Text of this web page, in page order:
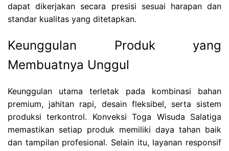
dapat dikerjakan secara presisi sesuai harapan dan
standar kualitas yang ditetapkan.
Keunggulan Produk yang
Membuatnya Unggul
Keunggulan utama terletak pada kombinasi bahan
premium, jahitan rapi, desain fleksibel, serta sistem
produksi terkontrol. Konveksi Toga Wisuda Salatiga
memastikan setiap produk memiliki daya tahan baik
dan tampilan profesional. Selain itu, layanan responsif